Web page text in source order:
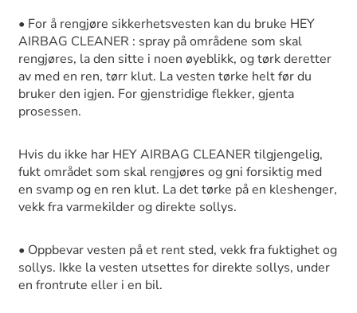
• For å rengjøre sikkerhetsvesten kan du bruke HEY
AIRBAG CLEANER : spray på områdene som skal
rengjøres, la den sitte i noen øyeblikk, og tørk deretter
av med en ren, tørr klut. La vesten tørke helt før du
bruker den igjen. For gjenstridige flekker, gjenta
prosessen.
Hvis du ikke har HEY AIRBAG CLEANER tilgjengelig,
fukt området som skal rengjøres og gni forsiktig med
en svamp og en ren klut. La det tørke på en kleshenger,
vekk fra varmekilder og direkte sollys.
• Oppbevar vesten på et rent sted, vekk fra fuktighet og
sollys. Ikke la vesten utsettes for direkte sollys, under
en frontrute eller i en bil.